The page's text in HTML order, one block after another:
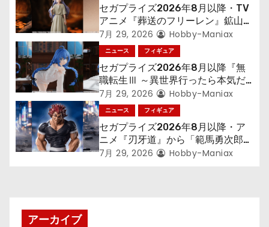
シ
ョ
ン
セガプライズ2026年8月以降・TV
アニメ『葬送のフリーレン』鉱山で
300年働くことになっっちゃった
「フリーレン」を立体化！
7月 29, 2026 Hobby-Maniax
ニュース フィギュア
セガプライズ2026年8月以降『無
職転生Ⅲ ～異世界行ったら本気だ
す～』から「ロキシー」のフィギュ
アが登場！
7月 29, 2026 Hobby-Maniax
ニュース フィギュア
セガプライズ2026年8月以降・ア
ニメ『刃牙道』から「範馬勇次郎」
が登場ッッ!!
7月 29, 2026 Hobby-Maniax
アーカイブ